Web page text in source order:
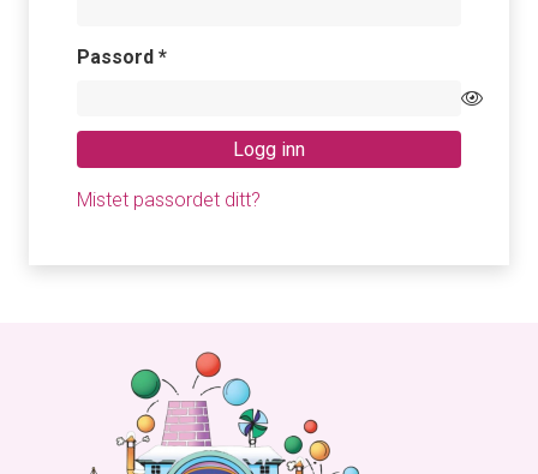
Passord *Påkrevd
Logg inn
Mistet passordet ditt?